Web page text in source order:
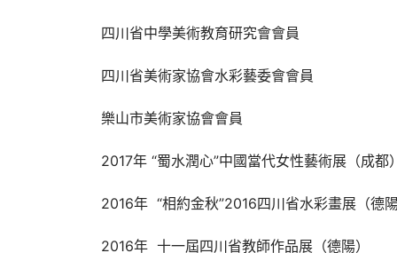
四川省中學美術教育研究會會員
四川省美術家協會水彩藝委會會員
樂山市美術家協會會員
2017年 “蜀水潤心”中國當代女性藝術展（成都
2016年  “相約金秋”2016四川省水彩畫展（德
2016年  十一屆四川省教師作品展（德陽）